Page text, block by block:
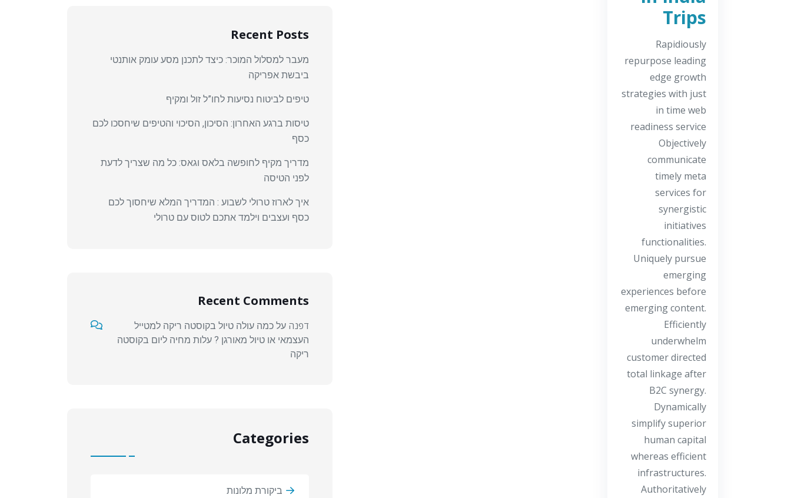
Trips
Rapidiously
repurpose leading
edge growth
strategies with just
in time web
readiness service
Objectively
communicate
timely meta
services for
synergistic
initiatives
functionalities.
Uniquely pursue
emerging
experiences before
emerging content.
Efficiently
underwhelm
customer directed
total linkage after
B2C synergy.
Dynamically
simplify superior
human capital
whereas efficient
infrastructures.
Authoritatively
Recent Posts
מעבר למסלול המוכר: כיצד לתכנן מסע עומק אותנטי
ביבשת אפריקה
טיפים לביטוח נסיעות לחו”ל זול ומקיף
טיסות ברגע האחרון: הסיכון, הסיכוי והטיפים שיחסכו לכם
כסף
מדריך מקיף לחופשה בלאס וגאס: כל מה שצריך לדעת
לפני הטיסה
איך לארוז טרולי לשבוע : המדריך המלא שיחסוך לכם
כסף ועצבים וילמד אתכם לטוס עם טרולי
Recent Comments
דפנה על כמה עולה טיול בקוסטה ריקה למטייל
העצמאי או טיול מאורגן ? עלות מחיה ליום בקוסטה
ריקה
Categories
ביקורת מלונות